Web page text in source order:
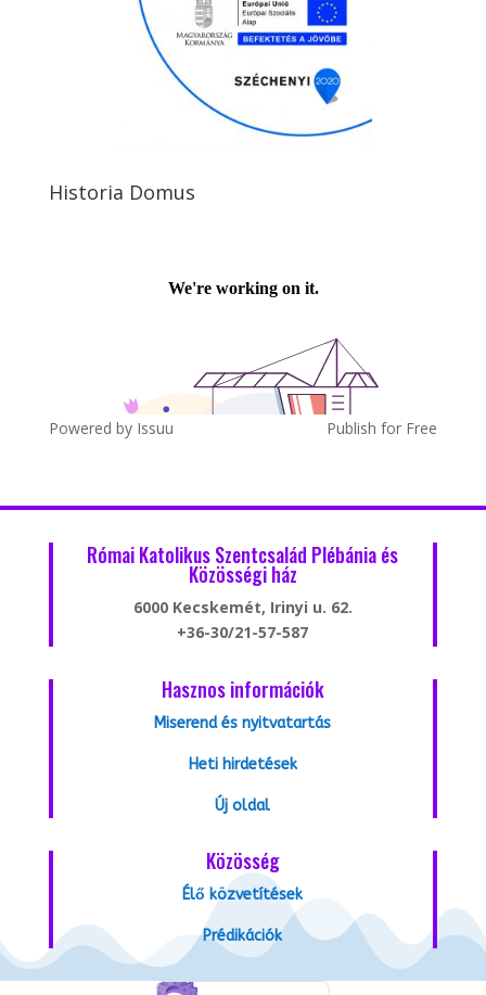
Historia Domus
Powered by Issuu Publish for Free
Római Katolikus Szentcsalád Plébánia és
Közösségi ház
6000 Kecskemét, Irinyi u. 62.
+36-30/21-57-587
Hasznos információk
Miserend és nyitvatartás
Heti hirdetések
Új oldal
Közösség
Élő közvetítések
Prédikációk